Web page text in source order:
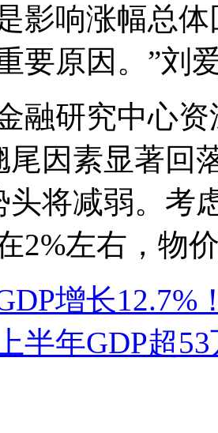
影响涨幅总
要原因。”刘
融研究中心
尾因素显著回
头将减弱。考
2%左右，物
增长12.7%
上半年GDP超